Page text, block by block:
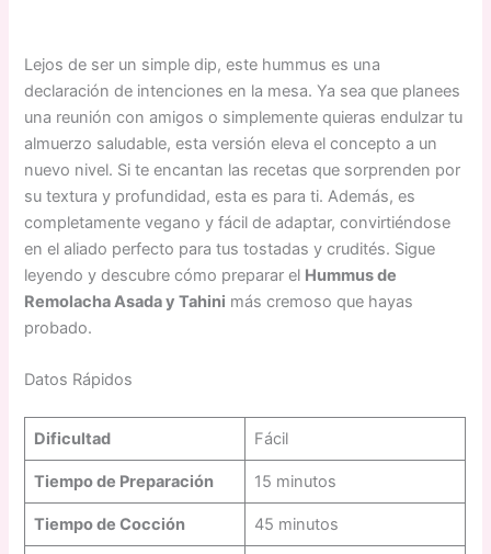
Lejos de ser un simple dip, este hummus es una
declaración de intenciones en la mesa. Ya sea que planees
una reunión con amigos o simplemente quieras endulzar tu
almuerzo saludable, esta versión eleva el concepto a un
nuevo nivel. Si te encantan las recetas que sorprenden por
su textura y profundidad, esta es para ti. Además, es
completamente vegano y fácil de adaptar, convirtiéndose
en el aliado perfecto para tus tostadas y crudités. Sigue
leyendo y descubre cómo preparar el Hummus de
Remolacha Asada y Tahini más cremoso que hayas
probado.
Datos Rápidos
Dificultad Fácil
Tiempo de Preparación 15 minutos
Tiempo de Cocción 45 minutos